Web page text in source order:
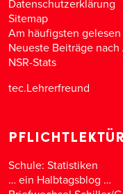
Datenschutzerklärung
Sitemap
Am häufigsten gelesen
Neueste Beiträge
NSR-Stats
tec.Lehrerfreund
Schule: Statistiken
… ein Halbtagsblog …